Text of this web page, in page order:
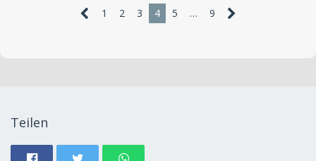
1 2 3 4 5 … 9
Teilen